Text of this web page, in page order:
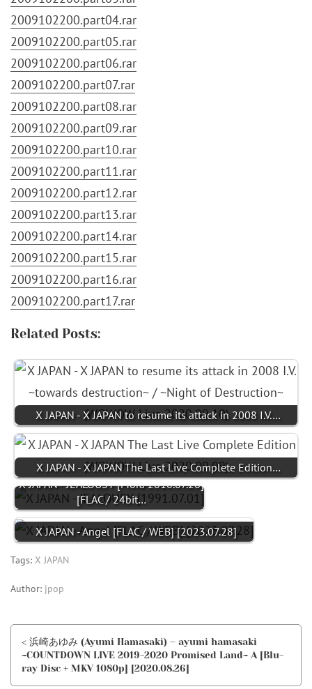
2009102200.part04.rar
2009102200.part05.rar
2009102200.part06.rar
2009102200.part07.rar
2009102200.part08.rar
2009102200.part09.rar
2009102200.part10.rar
2009102200.part11.rar
2009102200.part12.rar
2009102200.part13.rar
2009102200.part14.rar
2009102200.part15.rar
2009102200.part16.rar
2009102200.part17.rar
Related Posts:
X JAPAN - X JAPAN to resume its attack in 2008 I.V.…
X JAPAN - X JAPAN The Last Live Complete Edition…
X JAPAN - JEALOUSY [Mora 2016.07.26]
[FLAC / 24bit…
X JAPAN - Angel [FLAC / WEB] [2023.07.28]
Tags: X JAPAN
Author: jpop
< 浜崎あゆみ (Ayumi Hamasaki) – ayumi hamasaki
~COUNTDOWN LIVE 2019-2020 Promised Land~ A [Blu-
ray Disc + MKV 1080p] [2020.08.26]